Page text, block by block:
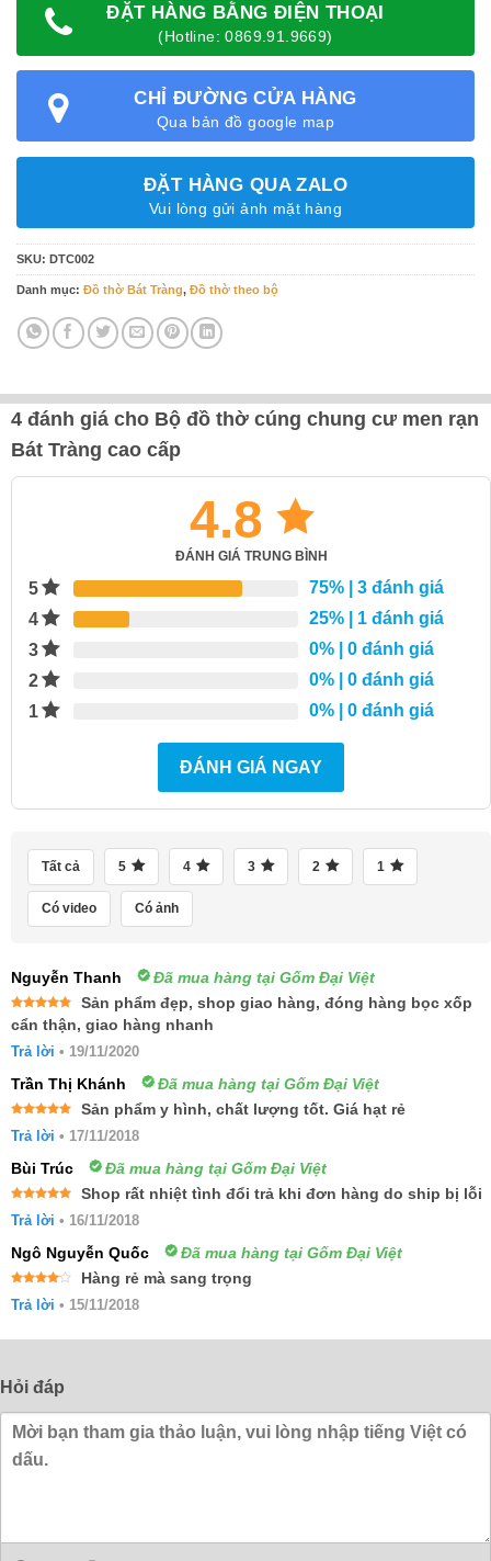
ĐẶT HÀNG BẰNG ĐIỆN THOẠI
(Hotline: 0869.91.9669)
CHỈ ĐƯỜNG CỬA HÀNG
Qua bản đồ google map
ĐẶT HÀNG QUA ZALO
Vui lòng gửi ảnh mặt hàng
SKU: DTC002
Danh mục: Đồ thờ Bát Tràng, Đồ thờ theo bộ
4 đánh giá cho Bộ đồ thờ cúng chung cư men rạn
Bát Tràng cao cấp
4.8
ĐÁNH GIÁ TRUNG BÌNH
5 75% | 3 đánh giá
4
25% | 1 đánh giá
3
0% | 0 đánh giá
2
0% | 0 đánh giá
1
0% | 0 đánh giá
ĐÁNH GIÁ NGAY
Tất cả 5 4 3 2 1
Có video Có ảnh
Nguyễn Thanh Đã mua hàng tại Gốm Đại Việt
Được xếp
hạng 55
sao
Sản phẩm đẹp, shop giao hàng, đóng hàng bọc xốp
cẩn thận, giao hàng nhanh
Trả lời • 19/11/2020
Trần Thị Khánh Đã mua hàng tại Gốm Đại Việt
Được xếp
hạng55
Sản phẩm y hình, chất lượng tốt. Giá hạt rẻ
Trả lời • 17/11/2018
Bùi Trúc Đã mua hàng tại Gốm Đại Việt
Được xếp
hạng55
Shop rất nhiệt tình đổi trả khi đơn hàng do ship bị lỗi
Trả lời • 16/11/2018
Ngô Nguyễn Quốc Đã mua hàng tại Gốm Đại Việt
xếp
Hàng rẻ mà sang trọng
Trả lời • 15/11/2018
Hỏi đáp